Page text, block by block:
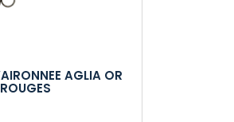
AGLIA OR